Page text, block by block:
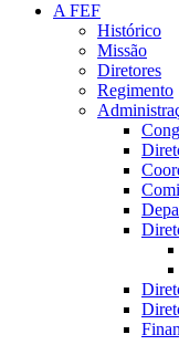
A FEF
Histórico
Missão
Diretores
Regimento